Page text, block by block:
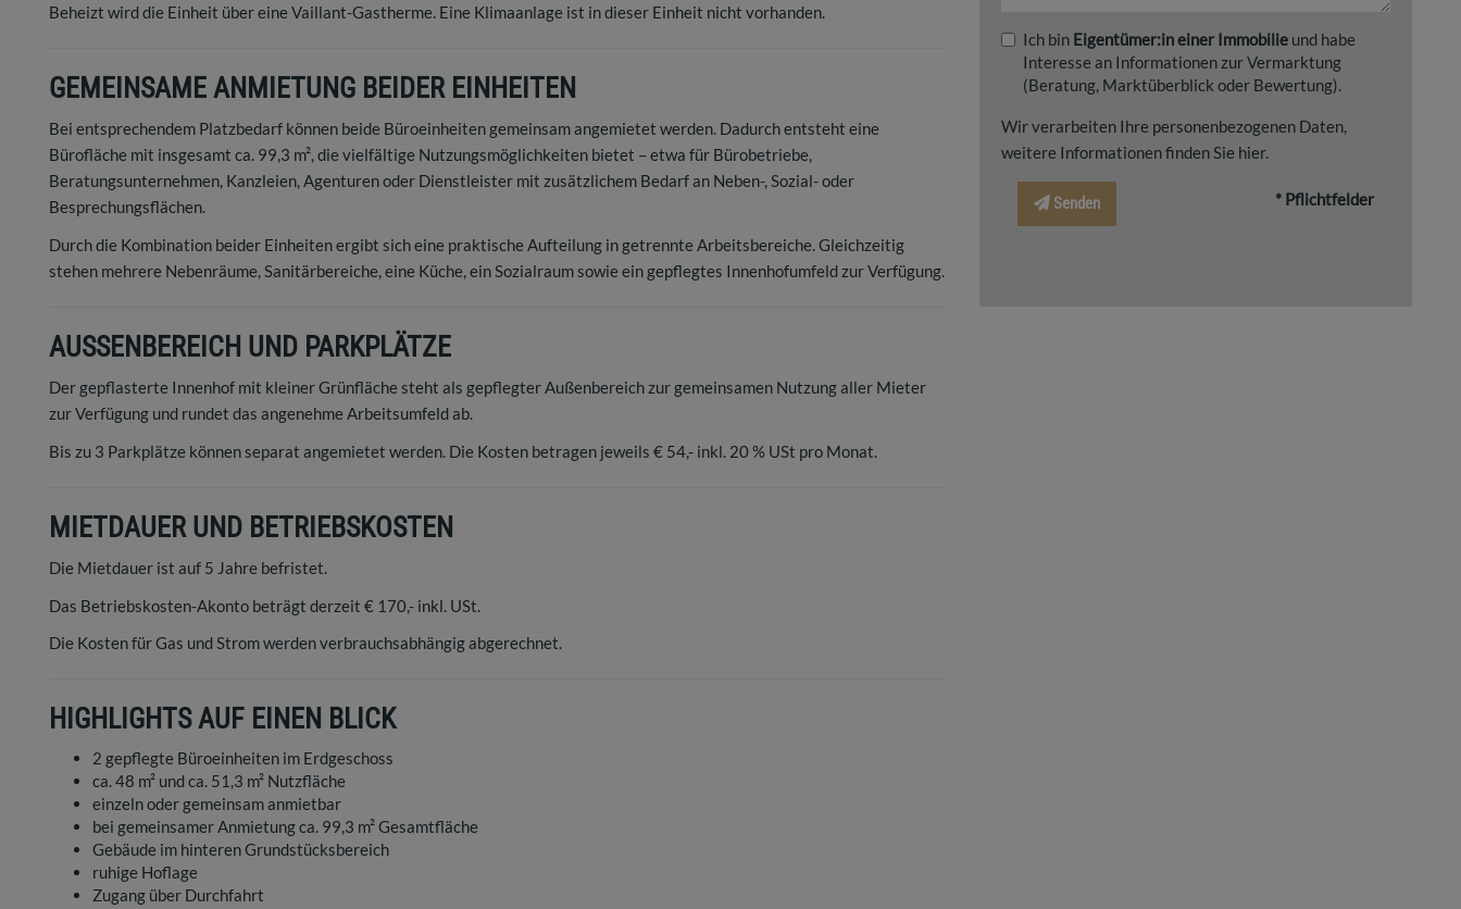
Beheizt wird die Einheit über eine Vaillant-Gastherme. Eine Klimaanlage ist in dieser Einheit nicht vorhanden.
GEMEINSAME ANMIETUNG BEIDER EINHEITEN
Bei entsprechendem Platzbedarf können beide Büroeinheiten gemeinsam angemietet werden. Dadurch entsteht eine
Bürofläche mit insgesamt ca. 99,3 m², die vielfältige Nutzungsmöglichkeiten bietet – etwa für Bürobetriebe,
Beratungsunternehmen, Kanzleien, Agenturen oder Dienstleister mit zusätzlichem Bedarf an Neben-, Sozial- oder
Besprechungsflächen.
Durch die Kombination beider Einheiten ergibt sich eine praktische Aufteilung in getrennte Arbeitsbereiche. Gleichzeitig
stehen mehrere Nebenräume, Sanitärbereiche, eine Küche, ein Sozialraum sowie ein gepflegtes Innenhofumfeld zur Verfügung.
AUSSENBEREICH UND PARKPLÄTZE
Der gepflasterte Innenhof mit kleiner Grünfläche steht als gepflegter Außenbereich zur gemeinsamen Nutzung aller Mieter
zur Verfügung und rundet das angenehme Arbeitsumfeld ab.
Bis zu 3 Parkplätze können separat angemietet werden. Die Kosten betragen jeweils € 54,- inkl. 20 % USt pro Monat.
MIETDAUER UND BETRIEBSKOSTEN
Die Mietdauer ist auf 5 Jahre befristet.
Das Betriebskosten-Akonto beträgt derzeit € 170,- inkl. USt.
Die Kosten für Gas und Strom werden verbrauchsabhängig abgerechnet.
HIGHLIGHTS AUF EINEN BLICK
2 gepflegte Büroeinheiten im Erdgeschoss
ca. 48 m² und ca. 51,3 m² Nutzfläche
einzeln oder gemeinsam anmietbar
bei gemeinsamer Anmietung ca. 99,3 m² Gesamtfläche
Gebäude im hinteren Grundstücksbereich
ruhige Hoflage
Zugang über Durchfahrt
Ich bin Eigentümer:in einer Immobilie und habe
Interesse an Informationen zur Vermarktung
(Beratung, Marktüberblick oder Bewertung).
Wir verarbeiten Ihre personenbezogenen Daten,
weitere Informationen finden Sie hier.
Senden * Pflichtfelder